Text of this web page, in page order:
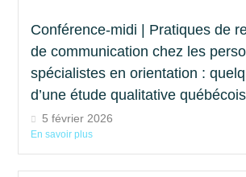
Conférence-midi | Pratiques de
de communication chez les
spécialistes en orientation :
d’une étude qualitative
5 février 2026
En savoir plus